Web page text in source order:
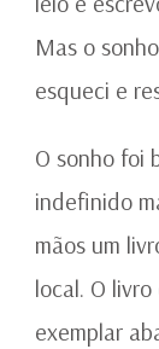
Mas o
esqueci e
O sonho foi
indefinido
mãos um
local. O
exemplar